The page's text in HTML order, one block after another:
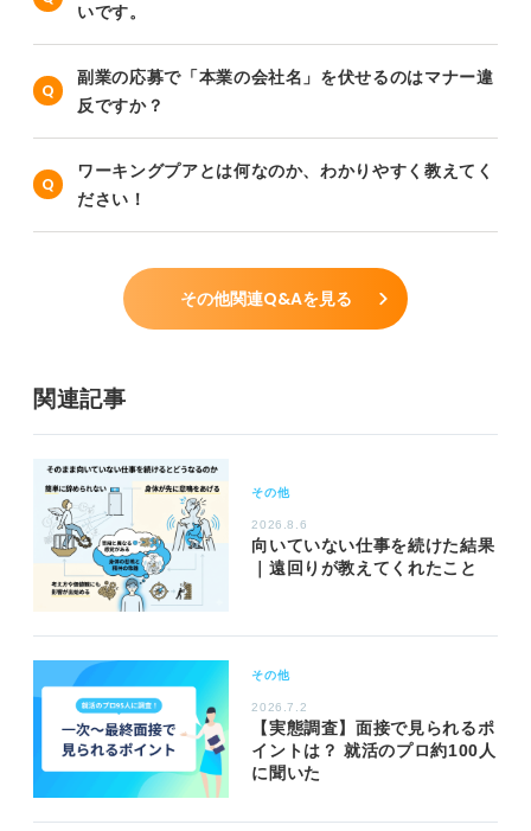
いです。
副業の応募で「本業の会社名」を伏せるのはマナー違
反ですか？
ワーキングプアとは何なのか、わかりやすく教えてく
ださい！
その他関連Q&Aを見る
関連記事
その他
2026.8.6
向いていない仕事を続けた結果
｜遠回りが教えてくれたこと
その他
2026.7.2
【実態調査】面接で見られるポ
イントは？ 就活のプロ約100人
に聞いた